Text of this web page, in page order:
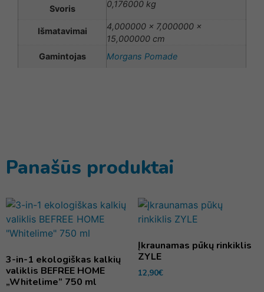
Svoris 0,176000 kg
Išmatavimai
4,000000 × 7,000000 ×
15,000000 cm
Gamintojas
Morgans Pomade
Panašūs produktai
3-in-1 ekologiškas kalkių
valiklis BEFREE HOME
„Whitelime” 750 ml
Įkraunamas pūkų rinkiklis
ZYLE
12,90€